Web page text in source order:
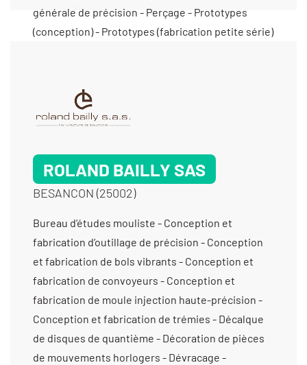
générale de précision - Perçage - Prototypes
(conception) - Prototypes (fabrication petite série)
Tournage 2 axes - Tournage Ø de 20 à 200 mm -
Tournage prototype et unitaire (< 10 pièces) -
Usinage / 3 axes /prototype et unitaire (< 10
Usinage métaux communs
ROLAND BAILLY SAS
BESANCON (25002)
Bureau d’études mouliste - Conception et
fabrication d’outillage de précision - Conception
et fabrication de bols vibrants - Conception et
fabrication de convoyeurs - Conception et
fabrication de moule injection haute-précision -
Conception et fabrication de trémies - Décalque
de disques de quantième - Décoration de pièces
de mouvements horlogers - Dévracage -